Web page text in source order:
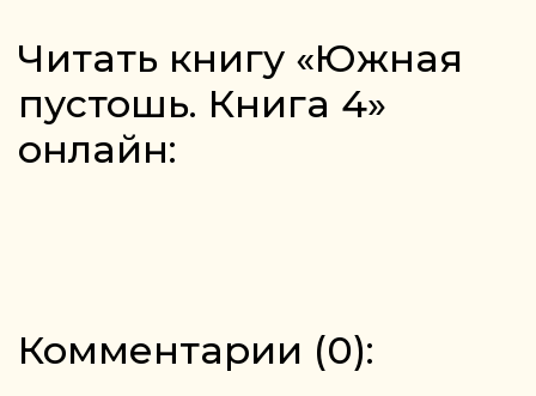
Читать книгу «Южная
пустошь. Книга 4»
онлайн:
Комментарии (0):